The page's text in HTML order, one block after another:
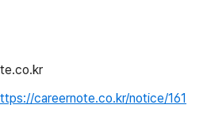
careernote.co.kr/notice/161